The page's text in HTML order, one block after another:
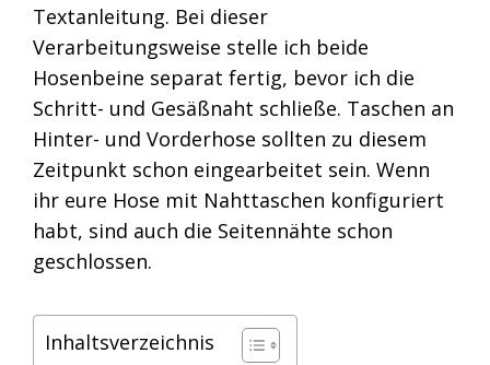
Textanleitung. Bei dieser
Verarbeitungsweise stelle ich beide
Hosenbeine separat fertig, bevor ich die
Schritt- und Gesäßnaht schließe. Taschen an
Hinter- und Vorderhose sollten zu diesem
Zeitpunkt schon eingearbeitet sein. Wenn
ihr eure Hose mit Nahttaschen konfiguriert
habt, sind auch die Seitennähte schon
geschlossen.
Inhaltsverzeichnis